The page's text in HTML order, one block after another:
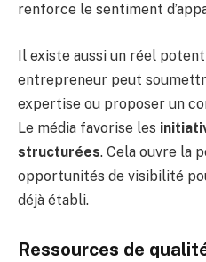
renforce le sentiment
Il existe aussi un réel
entrepreneur peut
expertise ou proposer un
Le média favorise les
structurées. Cela ouvre la
opportunités de visibilité
déjà établi.
Ressources de